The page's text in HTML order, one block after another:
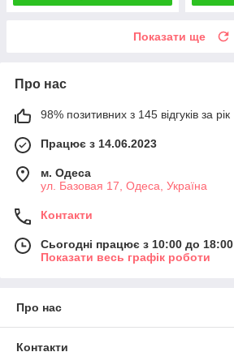
Показати ще
Про нас
98% позитивних з 145 відгуків за рік
Працює з 14.06.2023
м. Одеса
ул. Базовая 17, Одеса, Україна
Контакти
Сьогодні працює з 10:00 до 18:00
Показати весь графік роботи
Про нас
Контакти